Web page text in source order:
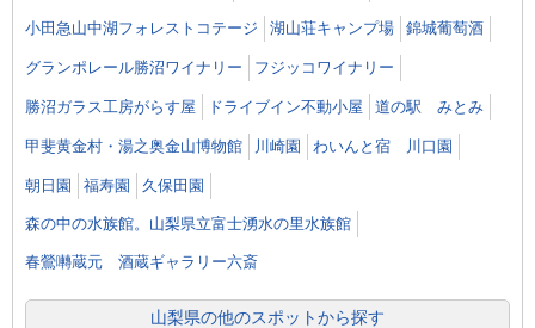
小田急山中湖フォレストコテージ 湖山荘キャンプ場 錦城葡萄酒
グランポレール勝沼ワイナリー フジッコワイナリー
勝沼ガラス工房がらす屋 ドライブイン不動小屋 道の駅 みとみ
甲斐黄金村・湯之奥金山博物館 川崎園 わいんと宿 川口園
朝日園 福寿園 久保田園
森の中の水族館。山梨県立富士湧水の里水族館
春鶯囀蔵元 酒蔵ギャラリー六斎
山梨県の他のスポットから探す